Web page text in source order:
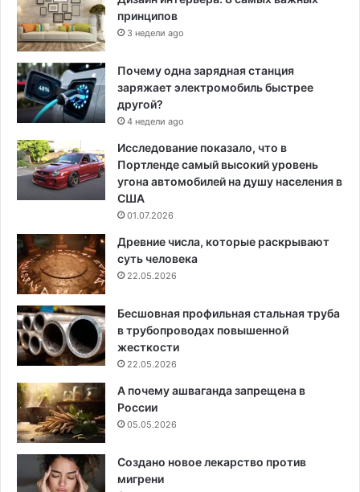
принципов
3 недели ago
Почему одна зарядная станция
заряжает электромобиль быстрее
другой?
4 недели ago
Исследование показало, что в
Портленде самый высокий уровень
угона автомобилей на душу населения в
США
01.07.2026
Древние числа, которые раскрывают
суть человека
22.05.2026
Бесшовная профильная стальная труба
в трубопроводах повышенной
жесткости
22.05.2026
А почему ашваганда запрещена в
России
05.05.2026
Создано новое лекарство против
мигрени